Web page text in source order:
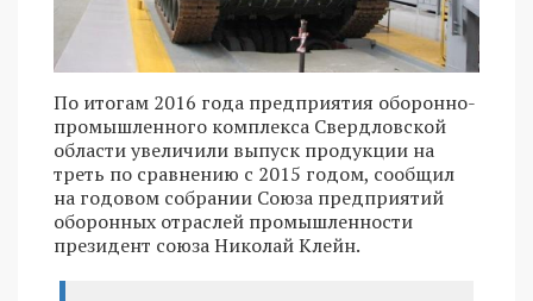
По итогам 2016 года предприятия оборонно-
промышленного комплекса Свердловской
области увеличили выпуск продукции на
треть по сравнению с 2015 годом, сообщил
на годовом собрании Союза предприятий
оборонных отраслей промышленности
президент союза Николай Клейн.